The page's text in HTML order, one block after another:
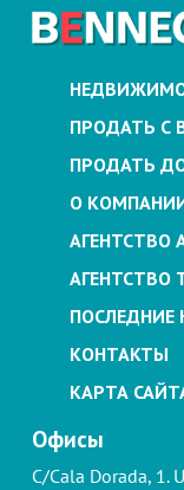
ПРОДАТЬ С
ПРОДАТЬ
О
АГЕНТСТВО
АГЕНТСТВО
ПОСЛЕДНИЕ
КОНТАКТЫ
КАРТА
Офисы
C/Cala Dorada, 1.